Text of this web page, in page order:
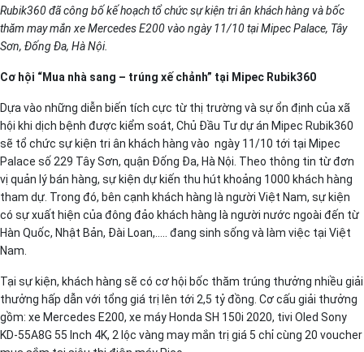
Rubik360 đã công bố kế hoạch tổ chức sự kiện tri ân khách hàng và bốc
thăm may mắn xe Mercedes E200 vào ngày 11/10 tại Mipec Palace, Tây
Sơn, Đống Đa, Hà Nội.
Cơ hội “Mua nhà sang – trúng xế chảnh” tại Mipec Rubik360
Dựa vào những diễn biến tích cực từ thị trường và sự ổn định của xã
hội khi dịch bệnh được kiểm soát, Chủ Đầu Tư dự án Mipec Rubik360
sẽ tổ chức sự kiện tri ân khách hàng vào ngày 11/10 tới tại Mipec
Palace số 229 Tây Sơn, quận Đống Đa, Hà Nội. Theo thông tin từ đơn
vị quản lý bán hàng, sự kiện dự kiến thu hút khoảng 1000 khách hàng
tham dự. Trong đó, bên cạnh khách hàng là người Việt Nam, sự kiện
có sự xuất hiện của đông đảo khách hàng là người nước ngoài đến từ
Hàn Quốc, Nhật Bản, Đài Loan,….. đang sinh sống và làm việc tại Việt
Nam.
Tại sự kiện, khách hàng sẽ có cơ hội bốc thăm trúng thưởng nhiều giải
thưởng hấp dẫn với tổng giá trị lên tới 2,5 tỷ đồng. Cơ cấu giải thưởng
gồm: xe Mercedes E200, xe máy Honda SH 150i 2020, tivi Oled Sony
KD-55A8G 55 Inch 4K, 2 lộc vàng may mắn trị giá 5 chỉ cùng 20 voucher